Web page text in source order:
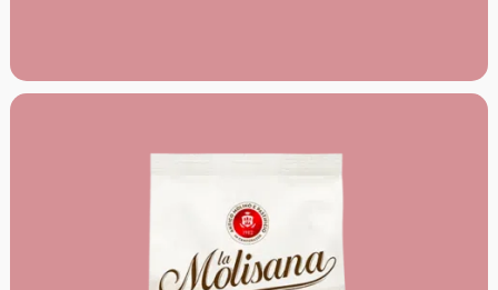
bei der Verarbeitung des Getreides verwendet wird, und
italienischem Weizen, hartnäckig und vor allem
Kochzeit: 8 Minuten
Packung: 500 g